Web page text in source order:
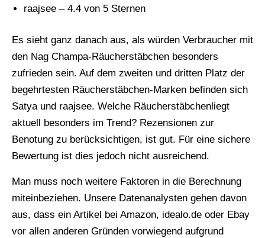
raajsee – 4.4 von 5 Sternen
Es sieht ganz danach aus, als würden Verbraucher mit
den Nag Champa-Räucherstäbchen besonders
zufrieden sein. Auf dem zweiten und dritten Platz der
begehrtesten Räucherstäbchen-Marken befinden sich
Satya und raajsee. Welche Räucherstäbchenliegt
aktuell besonders im Trend? Rezensionen zur
Benotung zu berücksichtigen, ist gut. Für eine sichere
Bewertung ist dies jedoch nicht ausreichend.
Man muss noch weitere Faktoren in die Berechnung
miteinbeziehen. Unsere Datenanalysten gehen davon
aus, dass ein Artikel bei Amazon, idealo.de oder Ebay
vor allen anderen Gründen vorwiegend aufgrund